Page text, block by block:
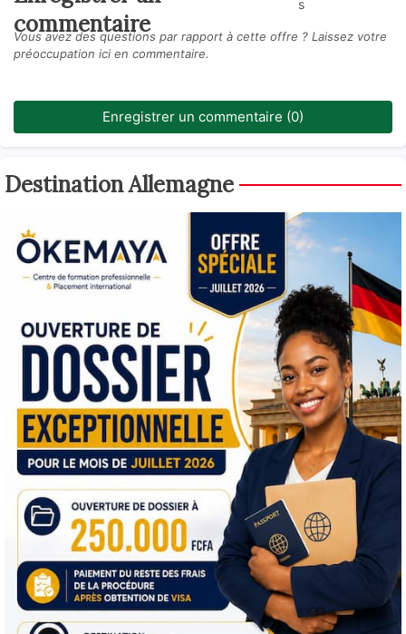
commentaire
s
Vous avez des questions par rapport à cette offre ? Laissez votre
préoccupation ici en commentaire.
Enregistrer un commentaire (0)
Destination Allemagne